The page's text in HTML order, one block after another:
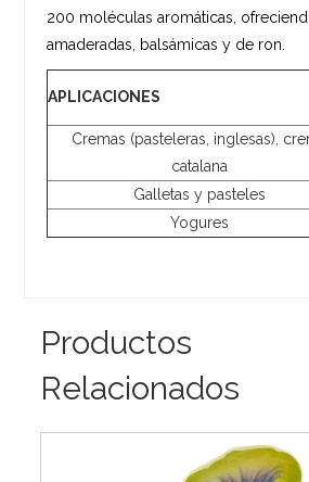
200 moléculas aromáticas,
amaderadas, balsámicas y de ron.
APLICACIONES
Cremas (pasteleras, inglesas),
catalana
Galletas y pasteles
Yogures
Productos
Relacionados